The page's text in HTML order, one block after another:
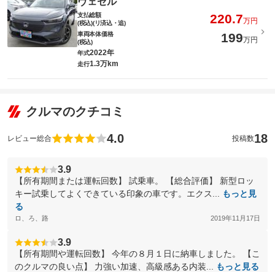
支払総額
(税込)(リ済込・追)
220.7万円
車両本体価格
(税込)
199万円
年式2022年
走行1.3万km
クルマのクチコミ
レビュー総合 4.0 投稿数18
3.9
【所有期間または運転回数】 試乗車。 【総合評価】 新型ロッ
キー試乗してよくできている印象の車です。エクス...
もっと見
る
ロ、ろ、路 2019年11月17日
3.9
【所有期間や運転回数】 今年の８月１日に納車しました。 【こ
のクルマの良い点】 力強い加速、高級感ある内装...
もっと見る